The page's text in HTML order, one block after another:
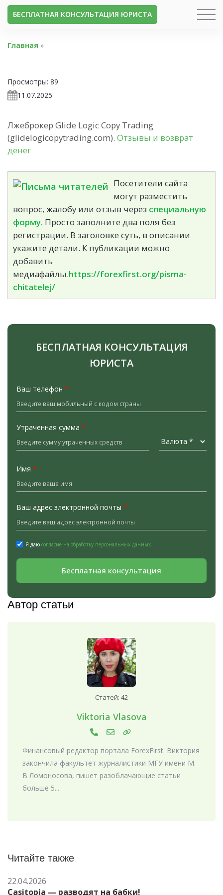
БЕСПЛАТНАЯ КОНСУЛЬТАЦИЯ ЮРИСТА
Главная »
Просмотры: 89
11.07.2025
Лжеброкер Glide Logic Copy Trading
(glidelogicopytrading.com). Отзывы и возврат
денег
Посетители сайта
могут разместить
вопрос, жалобу или отзыв через специальную
форму. Просто заполните два поля без
регистрации. В заголовке суть, в описании
укажите детали. К публикации можно
добавить
медиафайлы.https://forexfirst.org/pisma-
chitatelej/
БЕСПЛАТНАЯ КОНСУЛЬТАЦИЯ
ЮРИСТА
Ваш телефон *
Утраченная сумма *
Имя *
Ваш адрес электронной почты *
Я даю согласие на обработку персональных данных.
Бесплатная консультация
Автор статьи
Статей: 42
Viktoria Vlasova
Финансовый редактор портала ForexFirst. Виктория
закончила факультет журналистики МГУ имени М.
В Ломоносова, пишет разоблачающие статьи
больше 5...
Читайте также
22.04.2026
Casitopia — разводят на бабки!